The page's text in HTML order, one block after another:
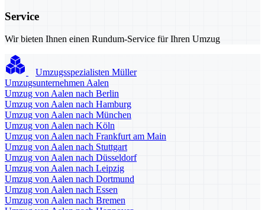
Service
Wir bieten Ihnen einen Rundum-Service für Ihren Umzug
Umzugsspezialisten Müller
Umzugsunternehmen Aalen
Umzug von Aalen nach Berlin
Umzug von Aalen nach Hamburg
Umzug von Aalen nach München
Umzug von Aalen nach Köln
Umzug von Aalen nach Frankfurt am Main
Umzug von Aalen nach Stuttgart
Umzug von Aalen nach Düsseldorf
Umzug von Aalen nach Leipzig
Umzug von Aalen nach Dortmund
Umzug von Aalen nach Essen
Umzug von Aalen nach Bremen